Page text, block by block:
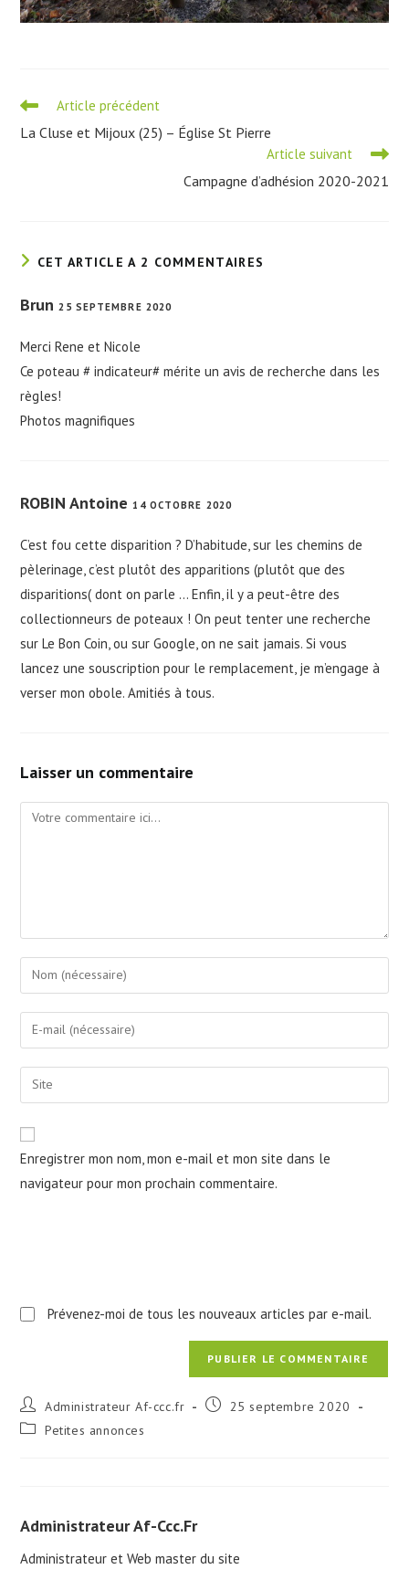
Read
articles
Article précédent
La Cluse et Mijoux (25) – Église St Pierre
Article suivant
Campagne d’adhésion 2020-2021
CET ARTICLE A 2 COMMENTAIRES
Brun25 SEPTEMBRE 2020
Merci Rene et Nicole
Ce poteau # indicateur# mérite un avis de recherche dans les
règles!
Photos magnifiques
ROBIN Antoine14 OCTOBRE 2020
C’est fou cette disparition ? D’habitude, sur les chemins de
pèlerinage, c’est plutôt des apparitions (plutôt que des
disparitions( dont on parle … Enfin, il y a peut-être des
collectionneurs de poteaux ! On peut tenter une recherche
sur Le Bon Coin, ou sur Google, on ne sait jamais. Si vous
lancez une souscription pour le remplacement, je m’engage à
verser mon obole. Amitiés à tous.
Laisser un commentaire
Comment
Enter
your
name
comment
Enter
your
email
address
Saisir
l’URL
votre
site
(facultatif)
Enregistrer mon nom, mon e-mail et mon site dans le
navigateur pour mon prochain commentaire.
Prévenez-moi de tous les nouveaux articles par e-mail.
Auteur/autrice
de
la
Administrateur Af-ccc.fr
Publication
25 septembre 2020
Post Petites annonces
Administrateur Af-Ccc.fr
Administrateur et Web master du site